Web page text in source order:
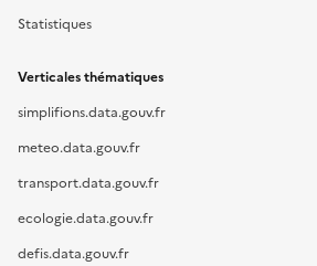
Statistiques
Verticales thématiques
simplifions.data.gouv.fr
meteo.data.gouv.fr
transport.data.gouv.fr
ecologie.data.gouv.fr
defis.data.gouv.fr